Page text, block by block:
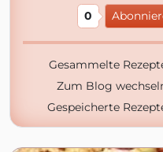
0
Gesammelte
Zum Blog
Gespeicherte